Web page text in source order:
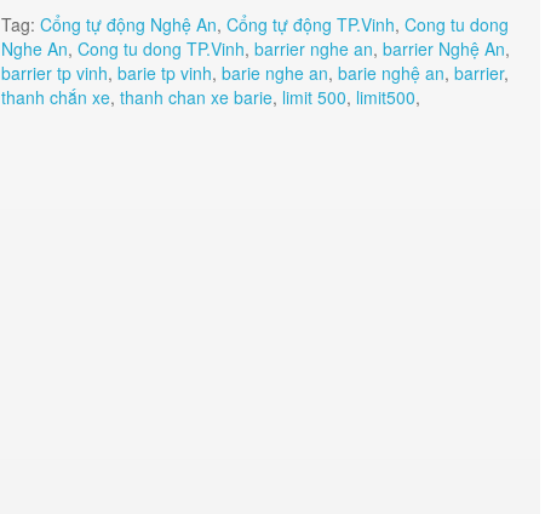
Tag: Cổng tự động Nghệ An, Cổng tự động TP.Vinh, Cong tu dong
Nghe An, Cong tu dong TP.Vinh, barrier nghe an, barrier Nghệ An,
barrier tp vinh, barie tp vinh, barie nghe an, barie nghệ an, barrier,
thanh chắn xe, thanh chan xe barie, limit 500, limit500,